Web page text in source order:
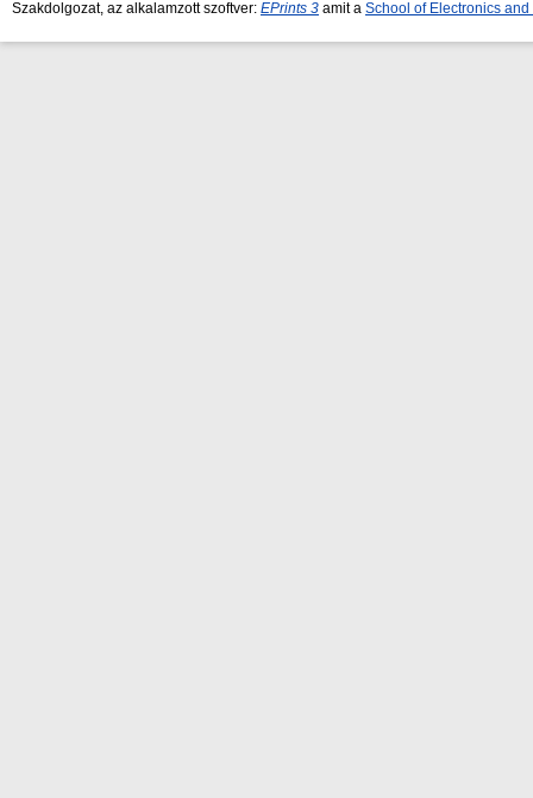
Szakdolgozat, az alkalamzott szoftver: EPrints 3 amit a School of Electronics